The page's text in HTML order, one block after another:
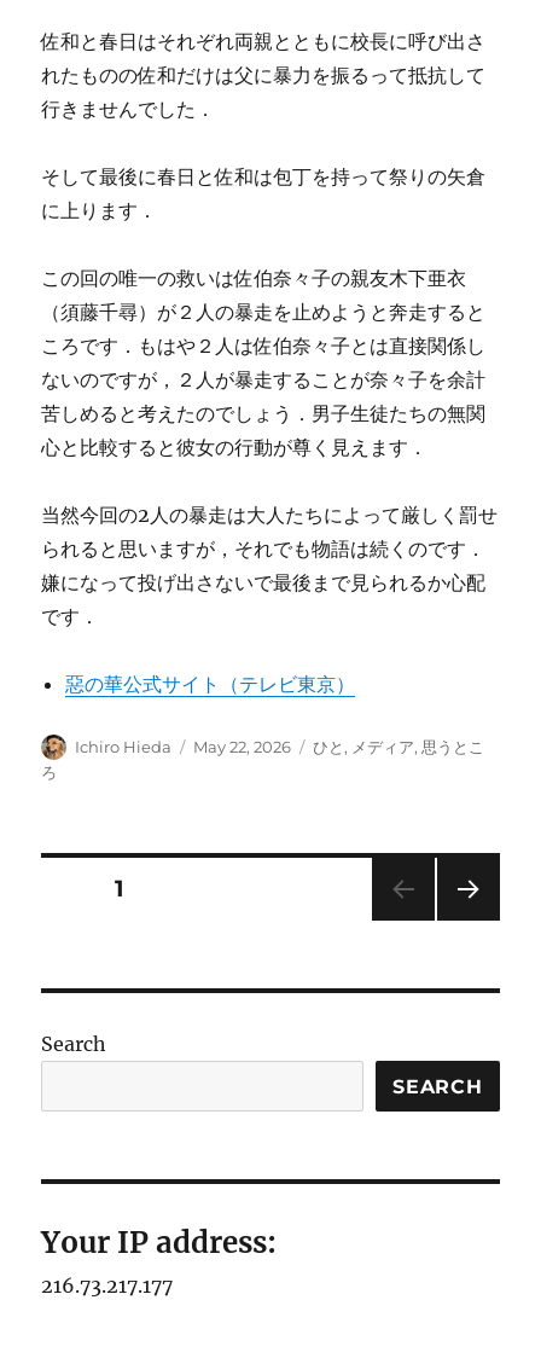
佐和と春日はそれぞれ両親とともに校長に呼び出さ
れたものの佐和だけは父に暴力を振るって抵抗して
行きませんでした．
そして最後に春日と佐和は包丁を持って祭りの矢倉
に上ります．
この回の唯一の救いは佐伯奈々子の親友木下亜衣
（須藤千尋）が２人の暴走を止めようと奔走すると
ころです．もはや２人は佐伯奈々子とは直接関係し
ないのですが，２人が暴走することが奈々子を余計
苦しめると考えたのでしょう．男子生徒たちの無関
心と比較すると彼女の行動が尊く見えます．
当然今回の2人の暴走は大人たちによって厳しく罰せ
られると思いますが，それでも物語は続くのです．
嫌になって投げ出さないで最後まで見られるか心配
です．
惡の華公式サイト（テレビ東京）
Author
Ichiro Hieda
Posted
May 22, 2026 Categories
ひと , メディア, 思うとこ
ろ
Posts
PAGE1
Search
SEARCH
Your IP address:
216.73.217.177